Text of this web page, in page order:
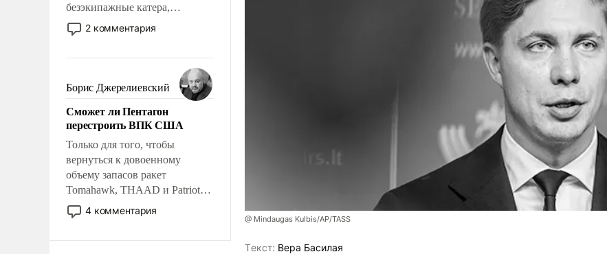
безэкипажные катера,
применение которых уже
стало обыденностью. Задача по
сложна и амбициозна. Однако
и ее реализация радикально
поднимет наши боевые
возможности.
2 комментария
Борис Джерелиевский
Сможет ли Пентагон
перестроить ВПК США
Только для того, чтобы
вернуться к довоенному
объему запасов ракет
Tomahawk, THAAD и Patriot
США потребуется более трех
лет. Даже небольшая война с
4 комментария
@ Mindaugas Kulbis/AP/TASS
Tекст: Вера Басилая